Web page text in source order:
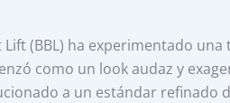
(BBL) ha experimentado
como un look audaz y
a un estándar refinado